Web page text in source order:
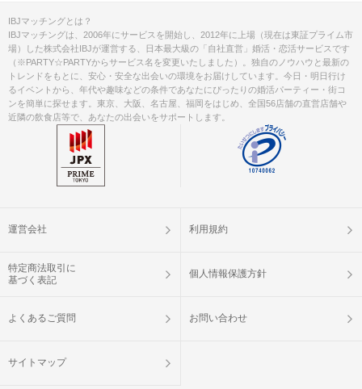
注意事項
完了していない場合は、ご参加いた
だけません。
①公式アプリのダウンロード ・ログイ
ン
②本人確認書類の事前アップロード
キャンセル
について
ご予約手続き完了後、お客様都合によ
りキャンセルされた場合、参加費と同
額のキャンセル料が発生します。
IBJマッチングとは？
IBJマッチングは、2006年にサービスを開始し、2012年に上場（現在は東証プライム市
場）した株式会社IBJが運営する、日本最大級の「自社直営」婚活・恋活サービスです
（※PARTY☆PARTYからサービス名を変更いたしました）。独自のノウハウと最新の
トレンドをもとに、安心・安全な出会いの環境をお届けしています。今日・明日行け
るイベントから、年代や趣味などの条件であなたにぴったりの婚活パーティー・街コ
ンを簡単に探せます。東京、大阪、名古屋、福岡をはじめ、全国56店舗の直営店舗や
近隣の飲食店等で、あなたの出会いをサポートします。
運営会社 利用規約
特定商法取引に
基づく表記
個人情報保護方針
よくあるご質問 お問い合わせ
サイトマップ